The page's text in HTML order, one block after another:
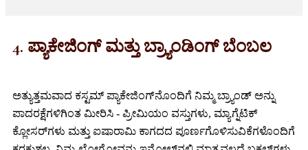
4. ಪ್ಯಾಕೇಜಿಂಗ್ ಮತ್ತು ಬ್ರ್ಯಾಂಡಿಂಗ್ ಬೆಂಬಲ
ಅತ್ಯುತ್ತಮವಾದ ಕಸ್ಟಮ್ ಪ್ಯಾಕೇಜಿಂಗ್‌ನೊಂದಿಗೆ ನಿಮ್ಮ ಬ್ರ್ಯಾಂಡ್ ಅನ್ನು
ಪಾದರಕ್ಷೆಗಳಿಗಿಂತ ಮೀರಿಸಿ - ಪ್ರೀಮಿಯಂ ವಸ್ತುಗಳು, ಮ್ಯಾಗ್ನೆಟಿಕ್
ಕ್ಲೋಸರ್‌ಗಳು ಮತ್ತು ಐಷಾರಾಮಿ ಕಾಗದದ ಪೂರ್ಣಗೊಳಿಸುವಿಕೆಗಳೊಂದಿಗೆ